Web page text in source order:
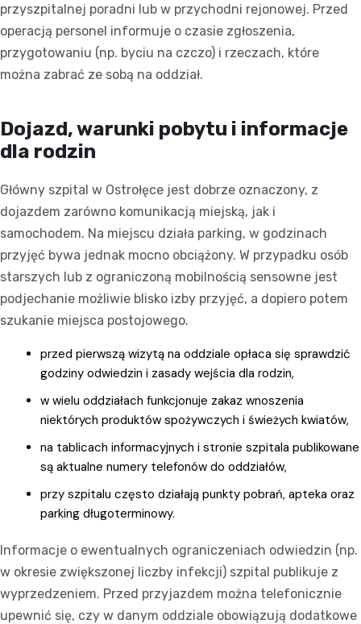
przyszpitalnej poradni lub w przychodni rejonowej. Przed
operacją personel informuje o czasie zgłoszenia,
przygotowaniu (np. byciu na czczo) i rzeczach, które
można zabrać ze sobą na oddział.
Dojazd, warunki pobytu i informacje
dla rodzin
Główny szpital w Ostrołęce jest dobrze oznaczony, z
dojazdem zarówno komunikacją miejską, jak i
samochodem. Na miejscu działa parking, w godzinach
przyjęć bywa jednak mocno obciążony. W przypadku osób
starszych lub z ograniczoną mobilnością sensowne jest
podjechanie możliwie blisko izby przyjęć, a dopiero potem
szukanie miejsca postojowego.
przed pierwszą wizytą na oddziale opłaca się sprawdzić
godziny odwiedzin i zasady wejścia dla rodzin,
w wielu oddziałach funkcjonuje zakaz wnoszenia
niektórych produktów spożywczych i świeżych kwiatów,
na tablicach informacyjnych i stronie szpitala publikowane
są aktualne numery telefonów do oddziałów,
przy szpitalu często działają punkty pobrań, apteka oraz
parking długoterminowy.
Informacje o ewentualnych ograniczeniach odwiedzin (np.
w okresie zwiększonej liczby infekcji) szpital publikuje z
wyprzedzeniem. Przed przyjazdem można telefonicznie
upewnić się, czy w danym oddziale obowiązują dodatkowe